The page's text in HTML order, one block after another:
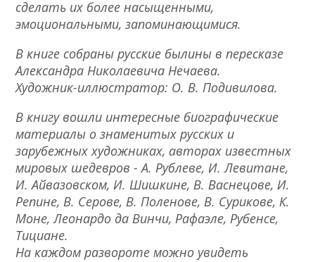
сделать их более насыщенными,
эмоциональными, запоминающимися.
В книге собраны русские былины в пересказе
Александра Николаевича Нечаева.
Художник-иллюстратор: О. В. Подивилова.
В книгу вошли интересные биографические
материалы о знаменитых русских и
зарубежных художниках, авторах известных
мировых шедевров - А. Рублеве, И. Левитане,
И. Айвазовском, И. Шишкине, В. Васнецове, И.
Репине, В. Серове, В. Поленове, В. Сурикове, К.
Моне, Леонардо да Винчи, Рафаэле, Рубенсе,
Тициане.
На каждом развороте можно увидеть